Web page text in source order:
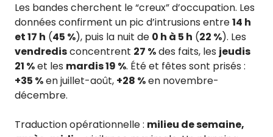
Les bandes cherchent le “creux” d’occupation. Les
données confirment un pic d’intrusions entre14 h
et 17 h (45 %), puis la nuit de 0 h à 5 h (22 %). Les
vendredisconcentrent 27 %des faits, les jeudis
21 %et les mardis 19 %. Été et fêtes sont prisés :
+35 %en juillet-août, +28 %en novembre-
décembre.
Traduction opérationnelle : milieu de semaine,